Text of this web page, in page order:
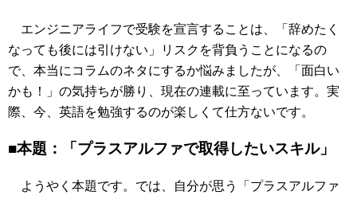
エンジニアライフで受験を宣言することは、「辞めたく
なっても後には引けない」リスクを背負うことになるの
で、本当にコラムのネタにするか悩みましたが、「面白い
かも！」の気持ちが勝り、現在の連載に至っています。実
際、今、英語を勉強するのが楽しくて仕方ないです。
■本題：「プラスアルファで取得したいスキル」
ようやく本題です。では、自分が思う「プラスアルファ